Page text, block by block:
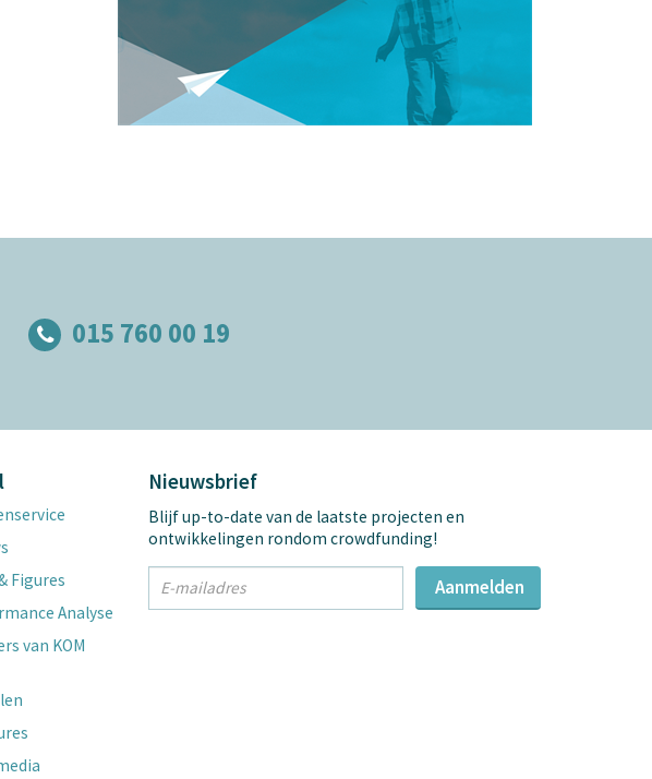
015 760 00 19
Figures
Analyse
van KOM
Nieuwsbrief
Blijf up-to-date van de laatste projecten en
ontwikkelingen rondom crowdfunding!
Email
Aanmelden